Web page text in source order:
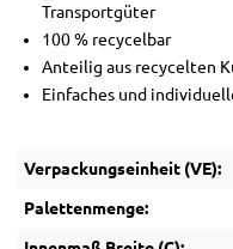
Transportgüter
100 % recycelbar
Anteilig aus recycelten
Einfaches und
Verpackungseinheit (VE):
Palettenmenge: